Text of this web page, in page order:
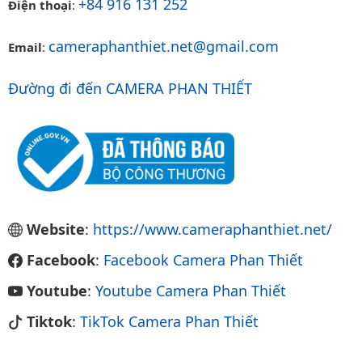
Điện thoại: +84 916 131 252
Email: cameraphanthiet.net@gmail.com
Đường đi đến CAMERA PHAN THIẾT
Website: https://www.cameraphanthiet.net/
Facebook: Facebook Camera Phan Thiết
Youtube: Youtube Camera Phan Thiết
Tiktok: TikTok Camera Phan Thiết